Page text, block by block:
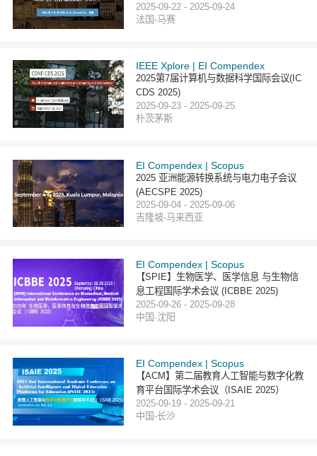
2025-09-22 - 2025-09-24
法国-马赛
IEEE Xplore | EI Compendex
2025第7届计算机与数据科学国际会议(IC
CDS 2025)
2025-09-23 - 2025-09-25
朴茨茅斯
EI Compendex | Scopus
2025 亚洲能源转换系统与电力电子会议
(AECSPE 2025)
2025-09-04 - 2025-09-06
吉隆坡-马来西亚
EI Compendex | Scopus
【SPIE】生物医学、医学信息 与生物信
息工程国际学术会议 (ICBBE 2025)
2025-09-26 - 2025-09-28
中国·沈阳
EI Compendex | Scopus
【ACM】第二届教育人工智能与数字化教
育平台国际学术会议（ISAIE 2025）
2025-09-19 - 2025-09-21
中国-长沙